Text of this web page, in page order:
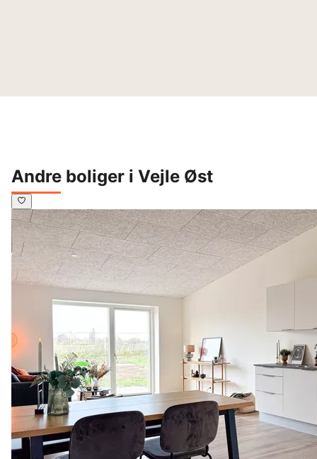
Andre boliger i Vejle Øst